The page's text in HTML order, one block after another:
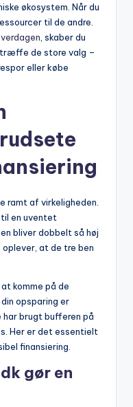
økosystem. Når du
til de andre.
, skaber du
de store valg –
eller købe
ramt af virkeligheden.
en uventet
bliver dobbelt så høj
at de tre ben
komme på de
opsparing er
har brugt bufferen på
Her er det essentielt
finansiering.
gør en